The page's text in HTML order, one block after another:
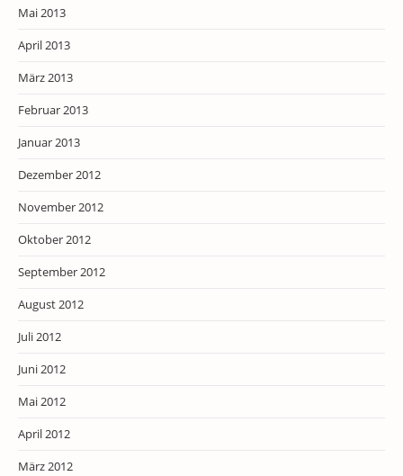
Mai 2013
April 2013
März 2013
Februar 2013
Januar 2013
Dezember 2012
November 2012
Oktober 2012
September 2012
August 2012
Juli 2012
Juni 2012
Mai 2012
April 2012
März 2012